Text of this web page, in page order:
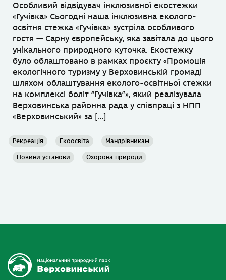
Особливий відвідувач інклюзивної екостежки
«Гучівка» Сьогодні наша інклюзивна еколого-
освітня стежка «Гучівка» зустріла особливого
гостя — Сарну європейську, яка завітала до цього
унікального природного куточка. Екостежку
було облаштовано в рамках проєкту «Промоція
екологічного туризму у Верховинській громаді
шляхом облаштування еколого-освітньої стежки
на комплексі боліт “Гучівка”», який реалізувала
Верховинська районна рада у співпраці з НПП
«Верховинський» за […]
Рекреація Екоосвіта Мандрівникам
Новини установи Охорона природи